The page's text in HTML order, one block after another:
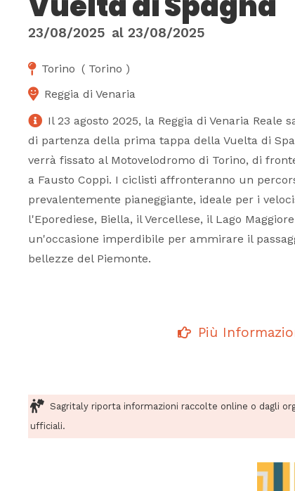
23/08/2025 al 23/08/2025
Torino ( Torino )
Reggia di Venaria
Il 23 agosto 2025, la Reggia di Venaria Reale
di partenza della prima tappa della Vuelta di
verrà fissato al Motovelodromo di Torino, di
a Fausto Coppi. I ciclisti affronteranno un
prevalentemente pianeggiante, ideale per i
l'Eporediese, Biella, il Vercellese, il Lago
un'occasione imperdibile per ammirare il
bellezze del Piemonte.
Più
Sagritaly riporta informazioni raccolte online o dagli
ufficiali.